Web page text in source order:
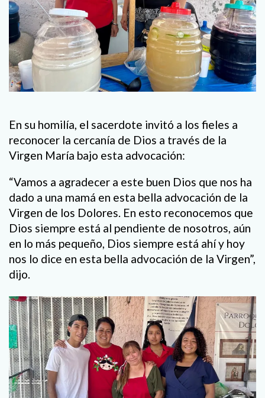
En su homilía, el sacerdote invitó a los fieles a
reconocer la cercanía de Dios a través de la
Virgen María bajo esta advocación:
“Vamos a agradecer a este buen Dios que nos ha
dado a una mamá en esta bella advocación de la
Virgen de los Dolores. En esto reconocemos que
Dios siempre está al pendiente de nosotros, aún
en lo más pequeño, Dios siempre está ahí y hoy
nos lo dice en esta bella advocación de la Virgen”,
dijo.